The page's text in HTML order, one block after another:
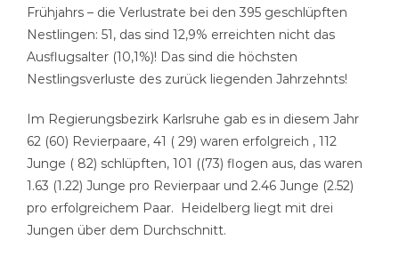
Frühjahrs – die Verlustrate bei den 395 geschlüpften
Nestlingen: 51, das sind 12,9% erreichten nicht das
Ausflugsalter (10,1%)! Das sind die höchsten
Nestlingsverluste des zurück liegenden Jahrzehnts!
Im Regierungsbezirk Karlsruhe gab es in diesem Jahr
62 (60) Revierpaare, 41 ( 29) waren erfolgreich , 112
Junge ( 82) schlüpften, 101 ((73) flogen aus, das waren
1.63 (1.22) Junge pro Revierpaar und 2.46 Junge (2.52)
pro erfolgreichem Paar. Heidelberg liegt mit drei
Jungen über dem Durchschnitt.